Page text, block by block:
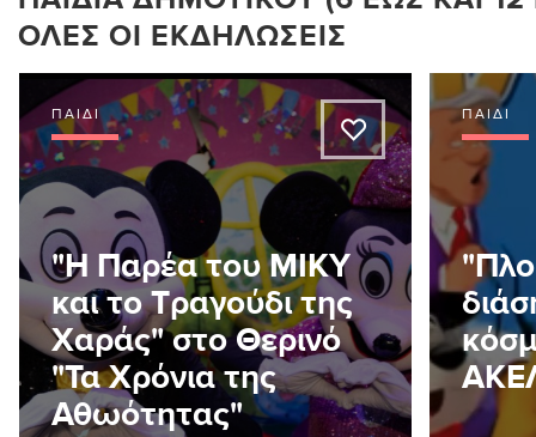
ΌΛΕΣ ΟΙ ΕΚΔΗΛΏΣΕΙΣ
ΠΑΙΔΊ
A
"Η Παρέα του ΜΙΚΥ
και το Τραγούδι της
Χαράς" στο Θερινό
"Τα Χρόνια της
Αθωότητας"
ΠΑΙΔΊ